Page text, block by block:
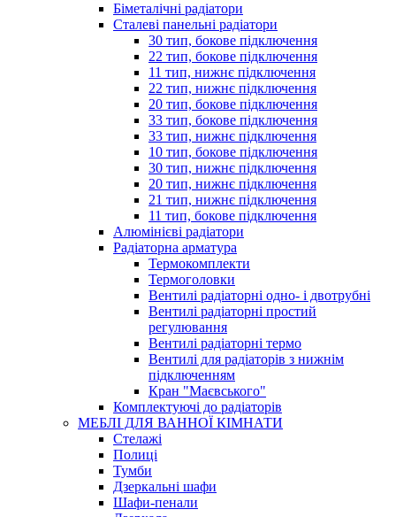
Біметалічні радіатори
Сталеві панельні радіатори
30 тип, бокове підключення
22 тип, бокове підключення
11 тип, нижнє підключення
22 тип, нижнє підключення
20 тип, бокове підключення
33 тип, бокове підключення
33 тип, нижнє підключення
10 тип, бокове підключення
30 тип, нижнє підключення
20 тип, нижнє підключення
21 тип, нижнє підключення
11 тип, бокове підключення
Алюмінієві радіатори
Радіаторна арматура
Термокомплекти
Термоголовки
Вентилі радіаторні одно- і двотрубні
Вентилі радіаторні простий
регулювання
Вентилі радіаторні термо
Вентилі для радіаторів з нижнім
підключенням
Кран "Маєвського"
Комплектуючі до радіаторів
МЕБЛІ ДЛЯ ВАННОЇ КІМНАТИ
Стелажі
Полиці
Тумби
Дзеркальні шафи
Шафи-пенали